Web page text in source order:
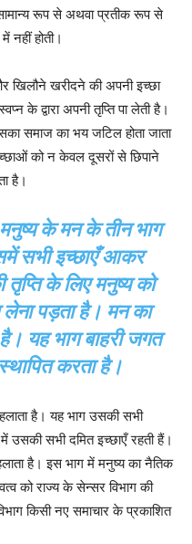
रूप से अथवा प्रतीक रूप से
नहीं होती।
खिलौने खरीदने की अपनी इच्छा
के द्वारा अपनी तृप्ति पा लेती है।
समाज का भय जटिल होता जाता
को न केवल दूसरों से छिपाने
है।
के मन के तीन भाग
सभी इच्छाएँ आकर
तृप्ति के लिए मनुष्य को
पड़ता है। मन का
यह भाग बाहरी जगत
करता है।
है। यह भाग उसकी सभी
सभी दमित इच्छाएँ रहती हैं।
है। इस भाग में मनुष्य का नैतिक
को राज्य के सेन्सर विभाग की
किसी नए समाचार के प्रकाशित